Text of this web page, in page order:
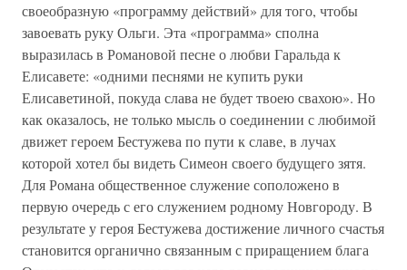
своеобразную «программу действий» для того, чтобы
завоевать руку Ольги. Эта «программа» сполна
выразилась в Романовой песне о любви Гаральда к
Елисавете: «одними песнями не купить руки
Елисаветиной, покуда слава не будет твоею свахою». Но
как оказалось, не только мысль о соединении с любимой
движет героем Бестужева по пути к славе, в лучах
которой хотел бы видеть Симеон своего будущего зятя.
Для Романа общественное служение соположено в
первую очередь с его служением родному Новгороду. В
результате у героя Бестужева достижение личного счастья
становится органично связанным с приращением блага